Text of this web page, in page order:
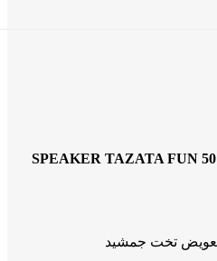
اسپیکر بلوتوثی قابل حمل تازاتا SPEAKER TAZATA FUN 50